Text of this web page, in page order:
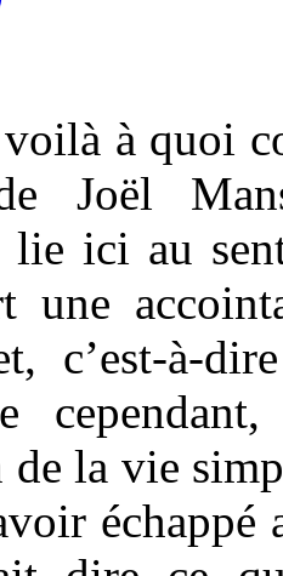
à quoi
Joël
lie ici au
une
c’est-à-
de la vie